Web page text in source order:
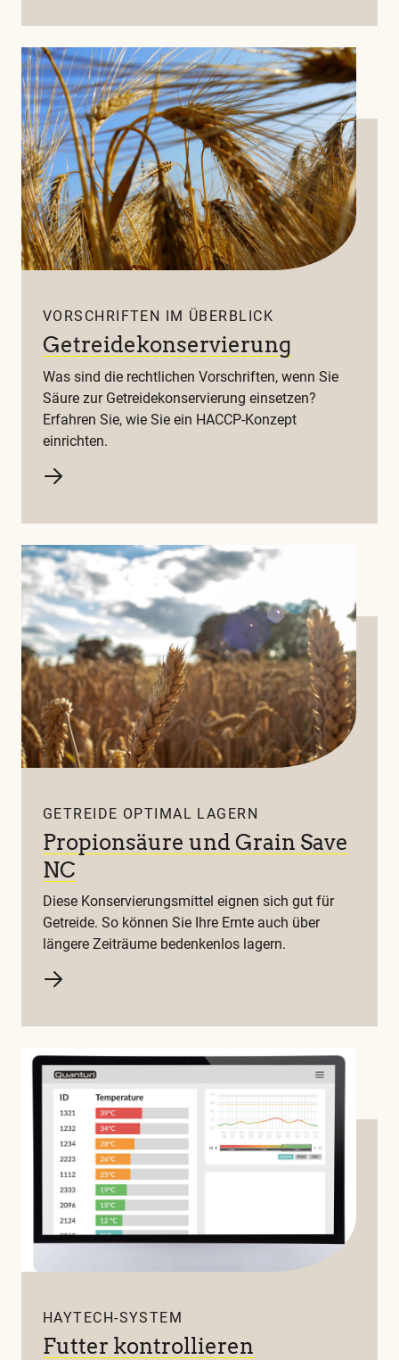
VORSCHRIFTEN IM ÜBERBLICK
Getreidekonservierung
Was sind die rechtlichen Vorschriften, wenn Sie
Säure zur Getreidekonservierung einsetzen?
Erfahren Sie, wie Sie ein HACCP-Konzept
einrichten.
GETREIDE OPTIMAL LAGERN
Propionsäure und Grain Save
NC
Diese Konservierungsmittel eignen sich gut für
Getreide. So können Sie Ihre Ernte auch über
längere Zeiträume bedenkenlos lagern.
HAYTECH-SYSTEM
Futter kontrollieren